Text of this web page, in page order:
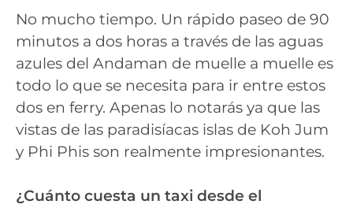
No mucho tiempo. Un rápido paseo de 90
minutos a dos horas a través de las aguas
azules del Andaman de muelle a muelle es
todo lo que se necesita para ir entre estos
dos en ferry. Apenas lo notarás ya que las
vistas de las paradisíacas islas de Koh Jum
y Phi Phis son realmente impresionantes.
¿Cuánto cuesta un taxi desde el